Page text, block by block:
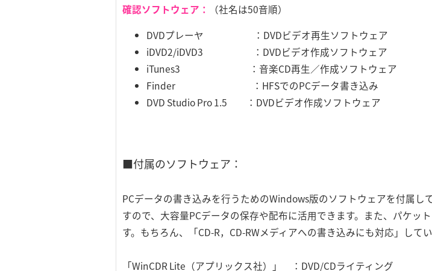
確認ソフトウェア：
（社名は50音順）
DVDプレーヤ ：DVDビデオ再生ソフトウェア
iDVD2/iDVD3 ：DVDビデオ作成ソフトウェア
iTunes3 ：音楽CD再生／作成ソフトウェア
Finder ：HFSでのPCデータ書き込み
DVD Studio Pro 1.5 ：DVDビデオ作成ソフトウェア
■付属のソフトウェア：
PCデータの書き込みを行うためのWindows版のソフトウェアを付属し
すので、大容量PCデータの保存や配布に活用できます。また、パケッ
す。もちろん、「CD-R，CD-RWメディアへの書き込みにも対応」してい
「WinCDR Lite（アプリックス社）」 ：DVD/CDライティング